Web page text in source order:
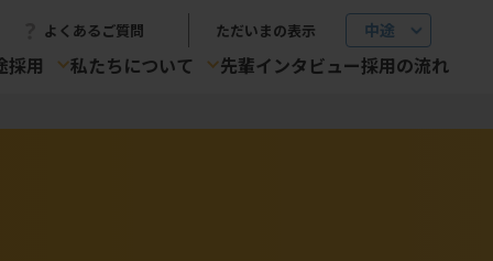
よくあるご質問 ただいまの表示
採用 私たちについて 先輩インタビュー採用の流れ